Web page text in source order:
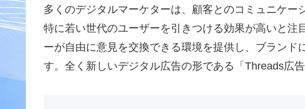
多くのデジタルマーケターは、顧客とのコミュニケー
特に若い世代のユーザーを引きつける効果が高いと注
ーが自由に意見を交換できる環境を提供し、ブランド
す。全く新しいデジタル広告の形である「Threads広